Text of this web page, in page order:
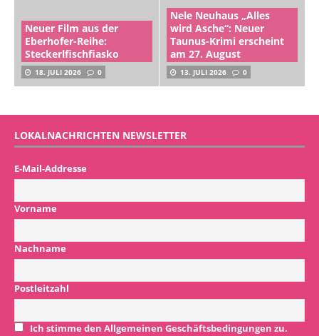
Neuer Film aus der
Eberhofer-Reihe:
Steckerlfischfiasko
18. JULI 2026 0
Nele Neuhaus „Alles
wird Asche“: Neuer
Taunus-Krimi erscheint
am 27. August
13. JULI 2026 0
LOKALNACHRICHTEN NEWSLETTER
E-Mail-Addresse
Vorname
Nachname
Postleitzahl
Ich stimme den Allgemeinen Geschäftsbedingungen zu.